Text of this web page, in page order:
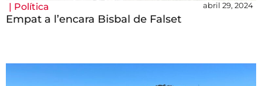
| Política abril 29, 2024
Empat a l’encara Bisbal de Falset